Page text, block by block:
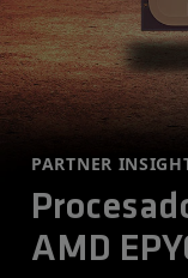
PARTNER
AMD